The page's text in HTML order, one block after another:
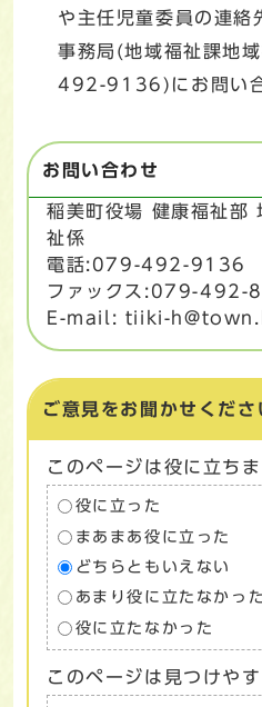
や主任児童委員の連絡
事務局(地域福祉課地
492-9136)にお問い合
お問い合わせ
稲美町役場 健康福祉
祉係
電話:079-492-9136
ファックス:079-492-
E-mail: tiiki-
ご意見をお聞かせくださ
このページは役に立ちま
役に立った
まあまあ役に立った
どちらともいえない
あまり役に立たなかった
役に立たなかった
このページは見つけや